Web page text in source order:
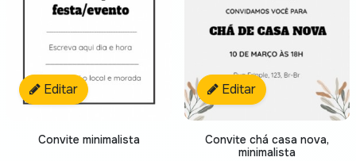
Editar
Convite minimalista
Editar
Convite chá casa nova,
minimalista